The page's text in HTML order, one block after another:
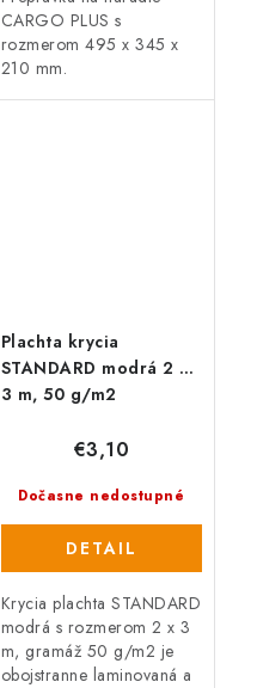
CARGO PLUS s
rozmerom 495 x 345 x
210 mm.
Plachta krycia
STANDARD modrá 2 x
3 m, 50 g/m2
Dočasne nedostupné
€3,10
DETAIL
Krycia plachta STANDARD
modrá s rozmerom 2 x 3
m, gramáž 50 g/m2 je
obojstranne laminovaná a